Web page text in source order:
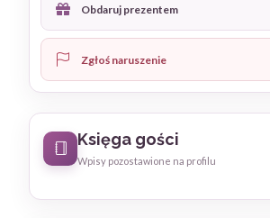
Obdaruj prezentem
Zgłoś naruszenie
Księga gości
Wpisy pozostawione na profilu